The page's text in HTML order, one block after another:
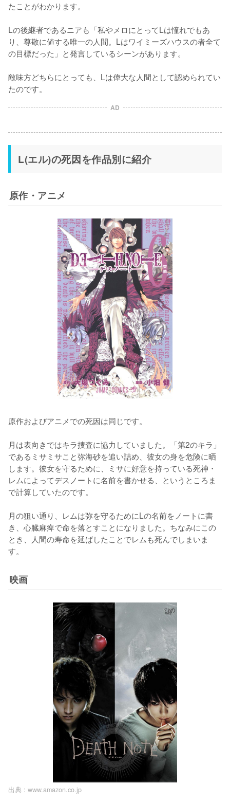
たことがわかります。
Lの後継者であるニアも「私やメロにとってLは憧れでもあ
り、尊敬に値する唯一の人間。Lはワイミーズハウスの者全て
の目標だった」と発言しているシーンがあります。
敵味方どちらにとっても、Lは偉大な人間として認められてい
たのです。
AD
L(エル)の死因を作品別に紹介
原作・アニメ
原作およびアニメでの死因は同じです。
月は表向きではキラ捜査に協力していました。「第2のキラ」
であるミサミサこと弥海砂を追い詰め、彼女の身を危険に晒
します。彼女を守るために、ミサに好意を持っている死神・
レムによってデスノートに名前を書かせる、というところま
で計算していたのです。
月の狙い通り、レムは弥を守るためにLの名前をノートに書
き、心臓麻痺で命を落とすことになりました。ちなみにこの
とき、人間の寿命を延ばしたことでレムも死んでしまいま
す。
映画
出典 : www.amazon.co.jp